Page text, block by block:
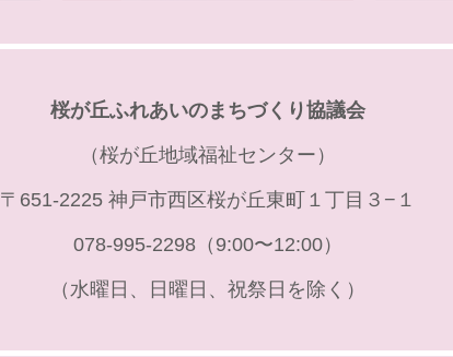
桜が丘ふれあいのまちづくり協議会
（桜が丘地域福祉センター）
〒651-2225 神戸市西区桜が丘東町１丁目３−１
078-995-2298（9:00〜12:00）
（水曜日、日曜日、祝祭日を除く）